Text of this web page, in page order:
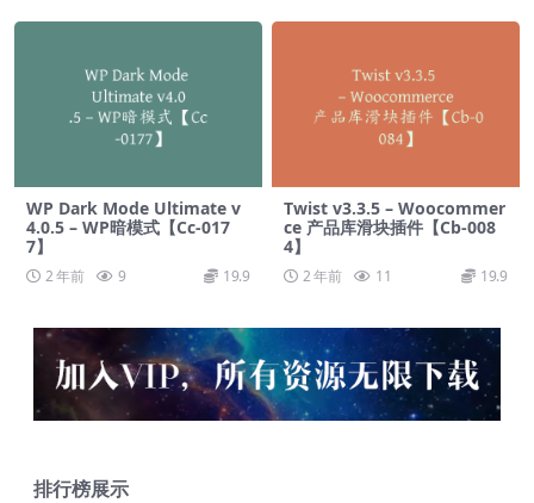
WP Dark Mode Ultimate v
4.0.5 – WP暗模式【Cc-017
7】
2 年前 9 19.9
Twist v3.3.5 – Woocommer
ce 产品库滑块插件【Cb-008
4】
2 年前 11 19.9
排行榜展示